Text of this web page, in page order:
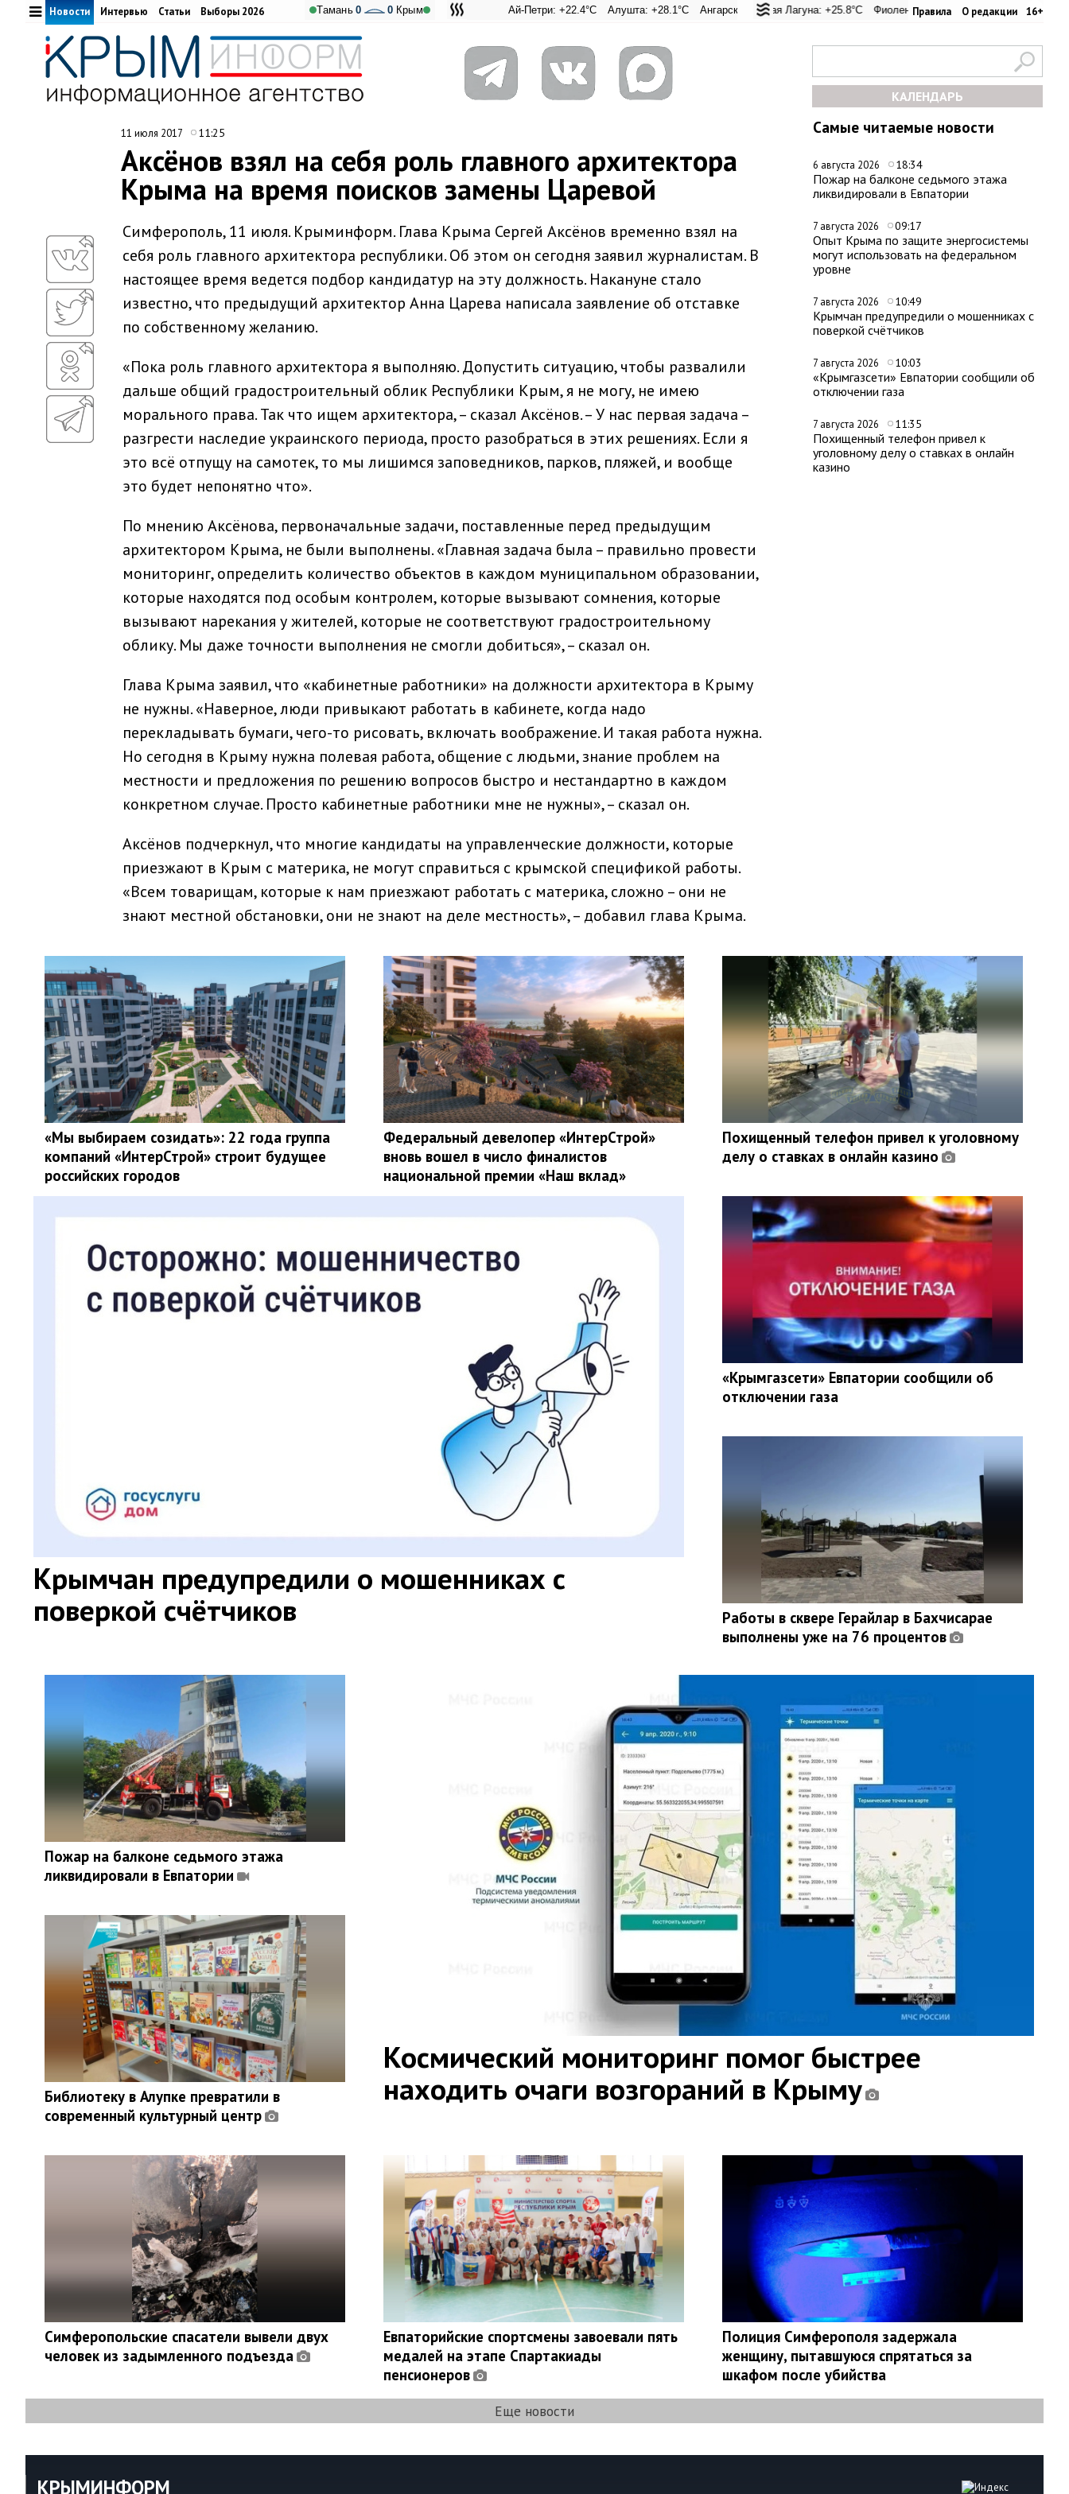
Правила О редакции 16+
Адмиральская Лагуна: +25.8°C Фиолент: +26.1°C Казачья бухта: +26.2°C
Ай-Петри: +22.4°C Алушта: +28.1°C Ангарский перевал: +25°C Евпатория: +32°C Керчь: +33.1°C Никитский сад:
Тамань 0 0 Крым
Новости Интервью Статьи Выборы 2026
КАЛЕНДАРЬ
Самые читаемые новости
6 августа 2026 18:34
Пожар на балконе седьмого этажа
ликвидировали в Евпатории
7 августа 2026 09:17
Опыт Крыма по защите энергосистемы
могут использовать на федеральном
уровне
7 августа 2026 10:49
Крымчан предупредили о мошенниках с
поверкой счётчиков
7 августа 2026 10:03
«Крымгазсети» Евпатории сообщили об
отключении газа
7 августа 2026 11:35
Похищенный телефон привел к
уголовному делу о ставках в онлайн
казино
11 июля 2017 11:25
Аксёнов взял на себя роль главного архитектора
Крыма на время поисков замены Царевой
Симферополь, 11 июля. Крыминформ. Глава Крыма Сергей Аксёнов временно взял на
себя роль главного архитектора республики. Об этом он сегодня заявил журналистам. В
настоящее время ведется подбор кандидатур на эту должность. Накануне стало
известно, что предыдущий архитектор Анна Царева написала заявление об отставке
по собственному желанию.
«Пока роль главного архитектора я выполняю. Допустить ситуацию, чтобы развалили
дальше общий градостроительный облик Республики Крым, я не могу, не имею
морального права. Так что ищем архитектора, – сказал Аксёнов. – У нас первая задача –
разгрести наследие украинского периода, просто разобраться в этих решениях. Если я
это всё отпущу на самотек, то мы лишимся заповедников, парков, пляжей, и вообще
это будет непонятно что».
По мнению Аксёнова, первоначальные задачи, поставленные перед предыдущим
архитектором Крыма, не были выполнены. «Главная задача была – правильно провести
мониторинг, определить количество объектов в каждом муниципальном образовании,
которые находятся под особым контролем, которые вызывают сомнения, которые
вызывают нарекания у жителей, которые не соответствуют градостроительному
облику. Мы даже точности выполнения не смогли добиться», – сказал он.
Глава Крыма заявил, что «кабинетные работники» на должности архитектора в Крыму
не нужны. «Наверное, люди привыкают работать в кабинете, когда надо
перекладывать бумаги, чего-то рисовать, включать воображение. И такая работа нужна.
Но сегодня в Крыму нужна полевая работа, общение с людьми, знание проблем на
местности и предложения по решению вопросов быстро и нестандартно в каждом
конкретном случае. Просто кабинетные работники мне не нужны», – сказал он.
Аксёнов подчеркнул, что многие кандидаты на управленческие должности, которые
приезжают в Крым с материка, не могут справиться с крымской спецификой работы.
«Всем товарищам, которые к нам приезжают работать с материка, сложно – они не
знают местной обстановки, они не знают на деле местность», – добавил глава Крыма.
«Мы выбираем созидать»: 22 года группа
компаний «ИнтерСтрой» строит будущее
российских городов
Федеральный девелопер «ИнтерСтрой»
вновь вошел в число финалистов
национальной премии «Наш вклад»
Похищенный телефон привел к уголовному
делу о ставках в онлайн казино
Крымчан предупредили о мошенниках с
поверкой счётчиков
«Крымгазсети» Евпатории сообщили об
отключении газа
Работы в сквере Герайлар в Бахчисарае
выполнены уже на 76 процентов
Космический мониторинг помог быстрее
находить очаги возгораний в Крыму
Пожар на балконе седьмого этажа
ликвидировали в Евпатории
Библиотеку в Алупке превратили в
современный культурный центр
Симферопольские спасатели вывели двух
человек из задымленного подъезда
Евпаторийские спортсмены завоевали пять
медалей на этапе Спартакиады
пенсионеров
Полиция Симферополя задержала
женщину, пытавшуюся спрятаться за
шкафом после убийства
Еще новости
КРЫМИНФОРМ